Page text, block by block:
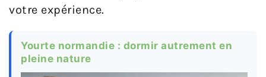
votre expérience.
Yourte normandie : dormir autrement en
pleine nature